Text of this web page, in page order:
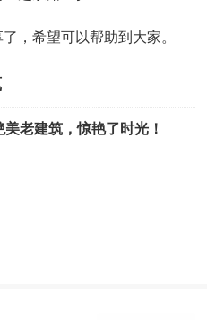
，希望可以帮助到大家。
老建筑，惊艳了时光！